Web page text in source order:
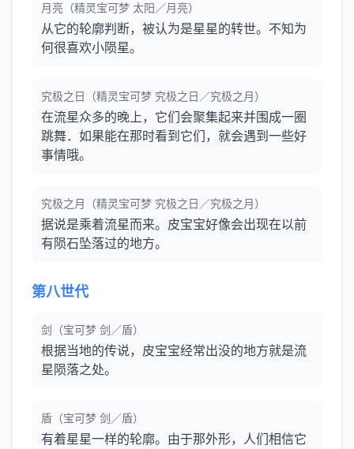
月亮（精灵宝可梦 太阳／月亮）
从它的轮廓判断，被认为是星星的转世。不知为
何很喜欢小陨星。
究极之日（精灵宝可梦 究极之日／究极之月）
在流星众多的晚上，它们会聚集起来并围成一圈
跳舞．如果能在那时看到它们，就会遇到一些好
事情哦。
究极之月（精灵宝可梦 究极之日／究极之月）
据说是乘着流星而来。皮宝宝好像会出现在以前
有陨石坠落过的地方。
第八世代
剑（宝可梦 剑／盾）
根据当地的传说，皮宝宝经常出没的地方就是流
星陨落之处。
盾（宝可梦 剑／盾）
有着星星一样的轮廓。由于那外形，人们相信它